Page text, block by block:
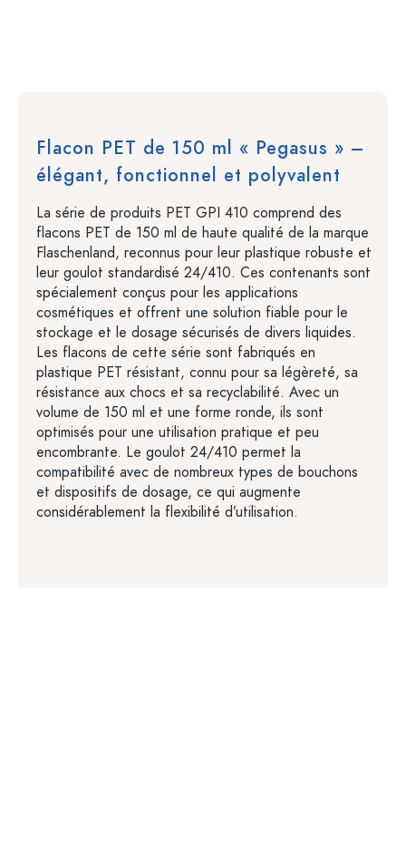
Flacon PET de 150 ml « Pegasus » –
élégant, fonctionnel et polyvalent
La série de produits PET GPI 410 comprend des
flacons PET de 150 ml de haute qualité de la marque
Flaschenland, reconnus pour leur plastique robuste et
leur goulot standardisé 24/410. Ces contenants sont
spécialement conçus pour les applications
cosmétiques et offrent une solution fiable pour le
stockage et le dosage sécurisés de divers liquides.
Les flacons de cette série sont fabriqués en
plastique PET résistant, connu pour sa légèreté, sa
résistance aux chocs et sa recyclabilité. Avec un
volume de 150 ml et une forme ronde, ils sont
optimisés pour une utilisation pratique et peu
encombrante. Le goulot 24/410 permet la
compatibilité avec de nombreux types de bouchons
et dispositifs de dosage, ce qui augmente
considérablement la flexibilité d’utilisation.